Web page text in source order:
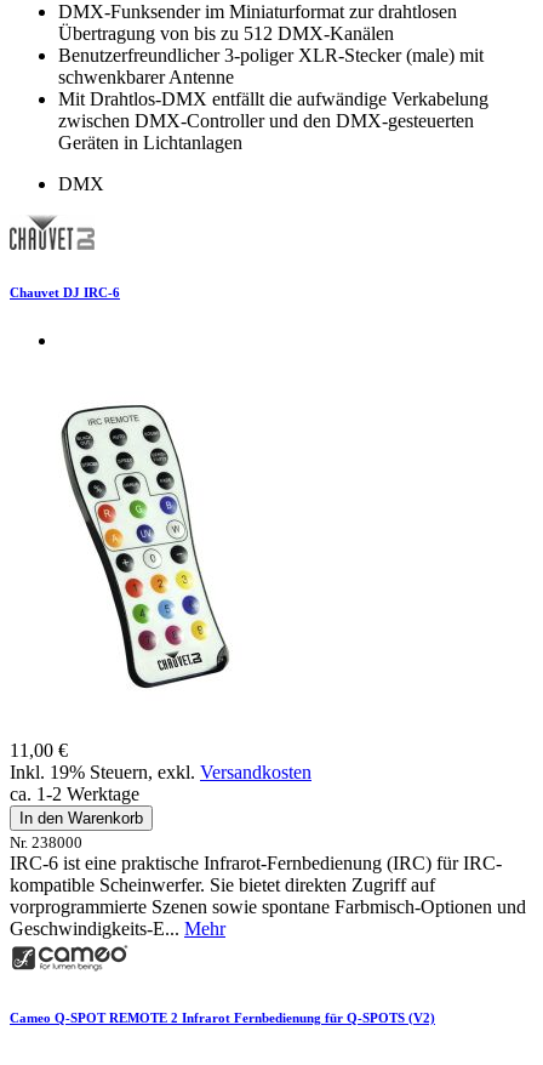
DMX-Funksender im Miniaturformat zur drahtlosen
Übertragung von bis zu 512 DMX-Kanälen
Benutzerfreundlicher 3-poliger XLR-Stecker (male) mit
schwenkbarer Antenne
Mit Drahtlos-DMX entfällt die aufwändige Verkabelung
zwischen DMX-Controller und den DMX-gesteuerten
Geräten in Lichtanlagen
DMX
Chauvet DJ IRC-6
11,00 €
Inkl. 19% Steuern, exkl. Versandkosten
ca. 1-2 Werktage
In den Warenkorb
Nr. 238000
IRC-6 ist eine praktische Infrarot-Fernbedienung (IRC) für IRC-
kompatible Scheinwerfer. Sie bietet direkten Zugriff auf
vorprogrammierte Szenen sowie spontane Farbmisch-Optionen und
Geschwindigkeits-E... Mehr
Cameo Q-SPOT REMOTE 2 Infrarot Fernbedienung für Q-SPOTS (V2)